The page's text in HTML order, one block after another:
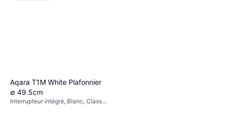
Aqara T1M White Plafonnier
∅ 49.5cm
Interrupteur intégré, Blanc, Classe